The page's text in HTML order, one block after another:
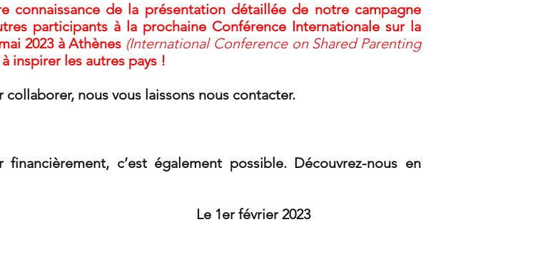
connaissance de la présentation détaillée de notre campagne
participants à la prochaine Conférence Internationale sur la
2023 à Athènes (International Conference on Shared Parenting
inspirer les autres pays !
nous vous laissons nous contacter.
c’est également possible. Découvrez-nous en
2023